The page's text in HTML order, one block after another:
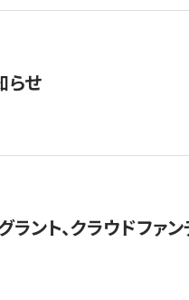
らせ
ント、クラウドファ